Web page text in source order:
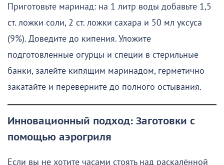
Приготовьте маринад: на 1 литр воды добавьте 1,5
ст. ложки соли, 2 ст. ложки сахара и 50 мл уксуса
(9%). Доведите до кипения. Уложите
подготовленные огурцы и специи в стерильные
банки, залейте кипящим маринадом, герметично
закатайте и переверните до полного остывания.
Инновационный подход: Заготовки с
помощью аэрогриля
Если вы не хотите часами стоять над раскалённой